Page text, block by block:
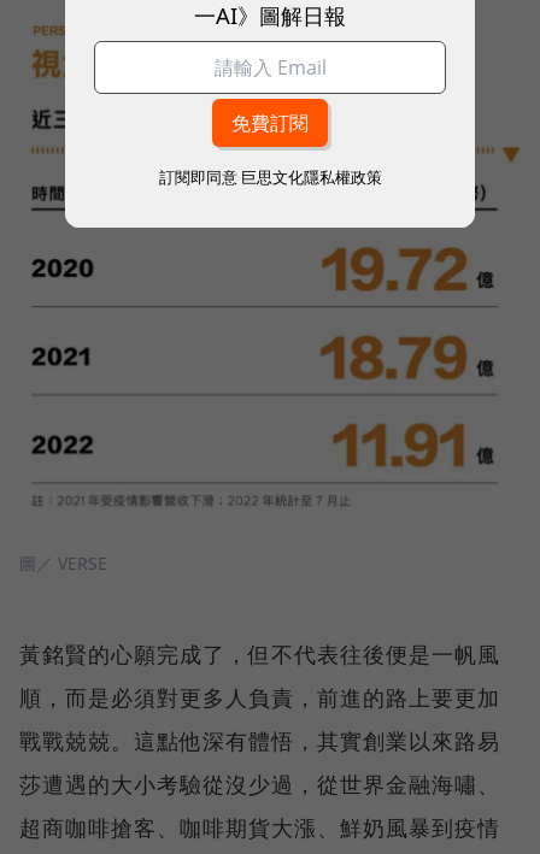
圖／ VERSE
黃銘賢的心願完成了，但不代表往後便是一帆風
順，而是必須對更多人負責，前進的路上要更加
戰戰兢兢。這點他深有體悟，其實創業以來路易
莎遭遇的大小考驗從沒少過，從世界金融海嘯、
超商咖啡搶客、咖啡期貨大漲、鮮奶風暴到疫情
一AI》圖解日報
訂閱即同意 巨思文化隱私權政策